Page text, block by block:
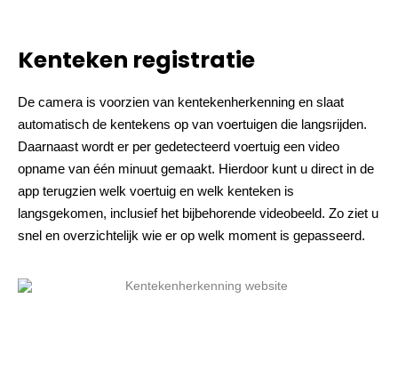
Kenteken registratie
De camera is voorzien van kentekenherkenning en slaat
automatisch de kentekens op van voertuigen die langsrijden.
Daarnaast wordt er per gedetecteerd voertuig een video
opname van één minuut gemaakt. Hierdoor kunt u direct in de
app terugzien welk voertuig en welk kenteken is
langsgekomen, inclusief het bijbehorende videobeeld. Zo ziet u
snel en overzichtelijk wie er op welk moment is gepasseerd.